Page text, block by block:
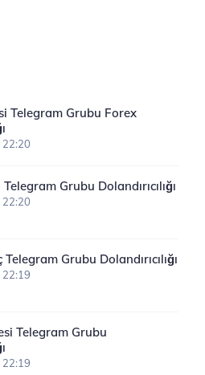
Telegram Grubu Forex
22:20
Grubu Dolandırıcılığı
22:20
Grubu Dolandırıcılığı
22:19
Telegram Grubu
22:19